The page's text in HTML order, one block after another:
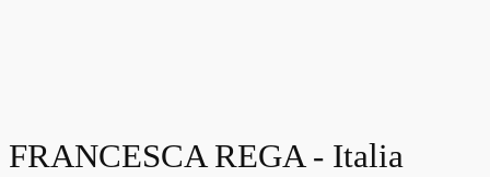
FRANCESCA REGA - Italia